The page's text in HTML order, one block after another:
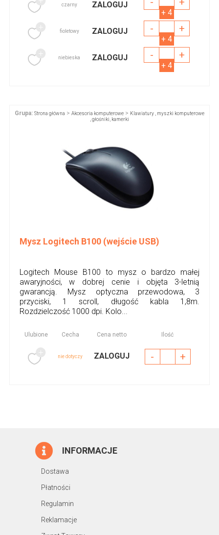
czarny ZALOGUJ
+ 4
fioletowy ZALOGUJ - +
+ 4
niebieska ZALOGUJ - +
+ 4
Grupa: Strona główna > Akcesoria komputerowe > Klawiatury , myszki komputerowe
, głośniki, kamerki
Mysz Logitech B100 (wejście USB)
Logitech Mouse B100 to mysz o bardzo małej
awaryjności, w dobrej cenie i objęta 3-letnią
gwarancją. Mysz optyczna przewodowa, 3
przyciski, 1 scroll, długość kabla 1,8m.
Rozdzielczość 1000 dpi. Kolo...
Ulubione Cecha Cena netto Ilość
nie dotyczy ZALOGUJ - +
INFORMACJE
Dostawa
Płatności
Regulamin
Reklamacje